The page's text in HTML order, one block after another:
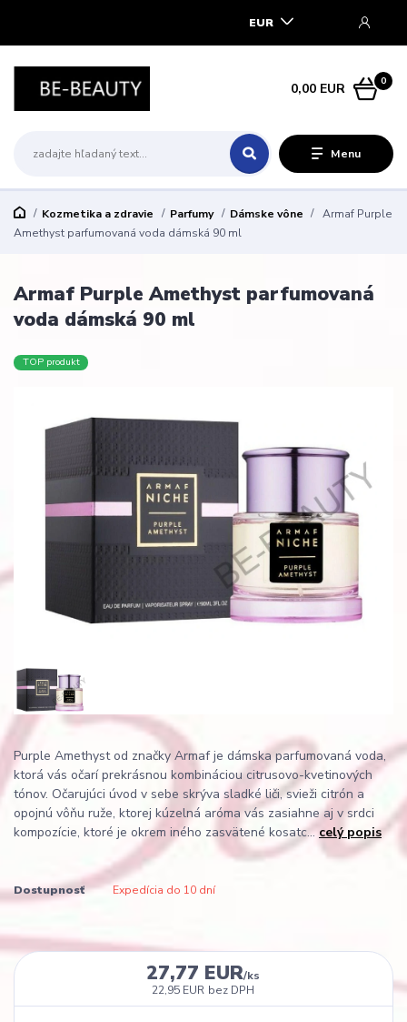
Menu
EUR
0
0,00 EUR
Kozmetika a zdravie Parfumy Dámske vône
Armaf Purple
Amethyst parfumovaná voda dámská 90 ml
Armaf Purple Amethyst parfumovaná
voda dámská 90 ml
TOP produkt
Purple Amethyst od značky Armaf je dámska parfumovaná voda,
ktorá vás očarí prekrásnou kombináciou citrusovo-kvetinových
tónov. Očarujúci úvod v sebe skrýva sladké liči, svieži citrón a
opojnú vôňu ruže, ktorej kúzelná aróma vás zasiahne aj v srdci
kompozície, ktoré je okrem iného zasvätené kosatc...celý popis
Dostupnosť Expedícia do 10 dní
27,77 EUR/ks
22,95 EUR bez DPH